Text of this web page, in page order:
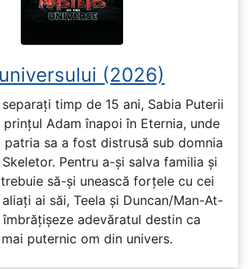
(2026)
timp de 15 ani, Sabia Puterii
Adam înapoi în Eternia, unde
patria sa a fost distrusă sub domnia
Pentru a-și salva familia și
să-și unească forțele cu cei
ai săi, Teela și Duncan/Man-At-
adevăratul destin ca
puternic om din univers.